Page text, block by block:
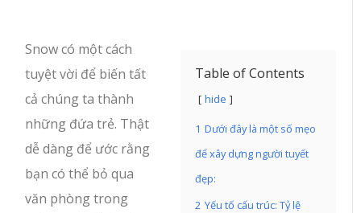
Table of Contents
hide
1 Dưới đây là một số mẹo
để xây dựng người tuyết
đẹp:
2 Yếu tố cấu trúc: Tỷ lệ
Snow có một cách
tuyệt vời để biến tất
cả chúng ta thành
những đứa trẻ. Thật
dễ dàng để ước rằng
bạn có thể bỏ qua
văn phòng trong